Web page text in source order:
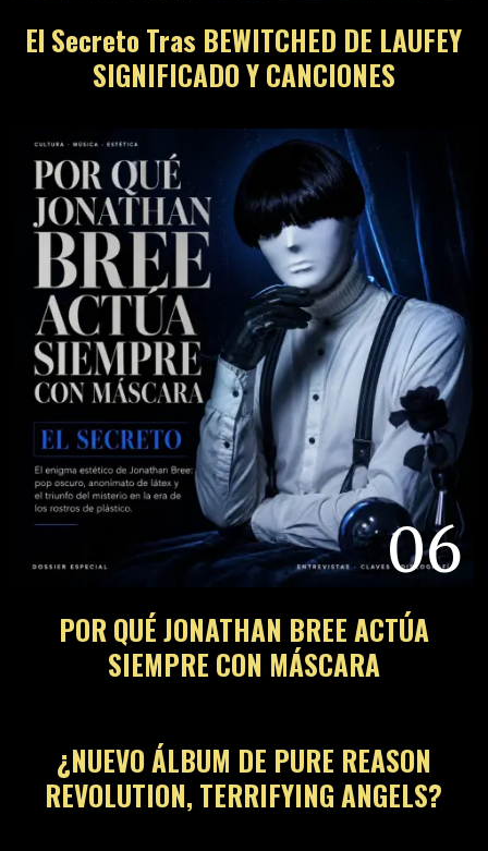
El Secreto Tras BEWITCHED DE LAUFEY
SIGNIFICADO Y CANCIONES
06
POR QUÉ JONATHAN BREE ACTÚA
SIEMPRE CON MÁSCARA
¿NUEVO ÁLBUM DE PURE REASON
REVOLUTION, TERRIFYING ANGELS?
08